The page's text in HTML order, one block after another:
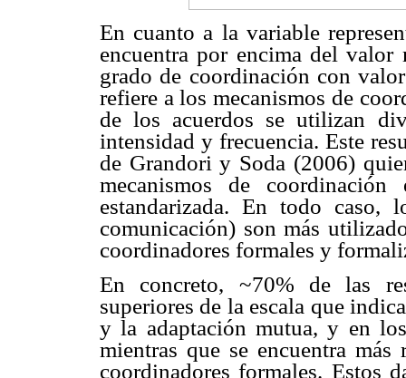
En cuanto a la variable
encuentra por encima del
grado de coordinación con
refiere a los mecanismos de
de los acuerdos se utilizan
intensidad y frecuencia. Este
de Grandori y Soda (2006)
mecanismos de
estandarizada. En todo caso,
comunicación) son más
coordinadores formales y
En concreto, ~70% de las
superiores de la escala que
y la adaptación mutua, y en
mientras que se encuentra
coordinadores formales. Estos